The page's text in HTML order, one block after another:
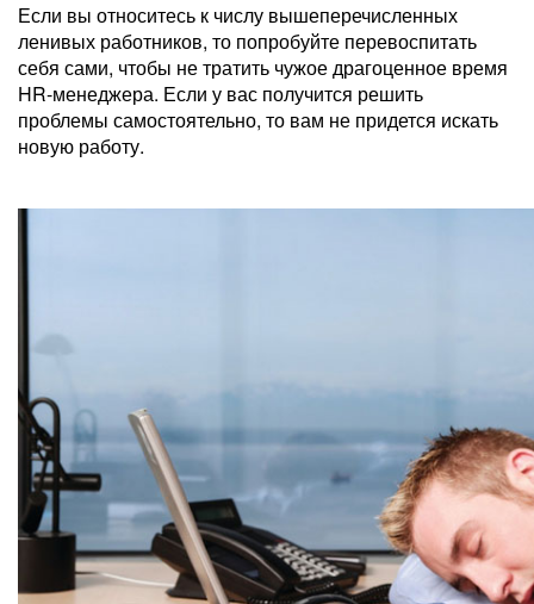
Если вы относитесь к числу вышеперечисленных
ленивых работников, то попробуйте перевоспитать
себя сами, чтобы не тратить чужое драгоценное время
HR-менеджера. Если у вас получится решить
проблемы самостоятельно, то вам не придется искать
новую работу.